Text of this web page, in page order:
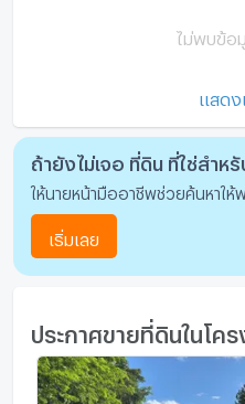
ไม่พบข้อ
แสดง
ถ้ายังไม่เจอ ที่ดิน ที่ใช่สำห
ให้นายหน้ามืออาชีพช่วยค้นหาให้
เริ่มเลย
ประกาศขายที่ดินในโค